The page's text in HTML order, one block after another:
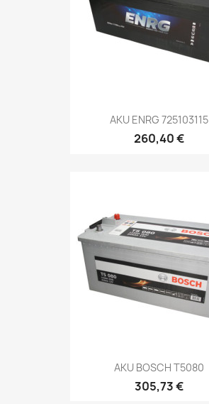
AKU ENRG 725103115
260,40 €
AKU BOSCH T5080
305,73 €